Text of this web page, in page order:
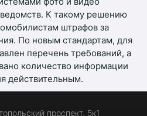
К такому решению
штрафов за
По новым стандартам, для
перечень требований, а
количество информации
действительным.
проспект, 5к1